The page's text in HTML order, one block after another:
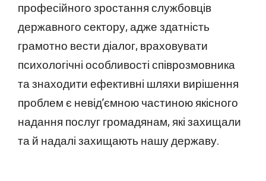
професійного зростання службовців
державного сектору, адже здатність
грамотно вести діалог, враховувати
психологічні особливості співрозмовника
та знаходити ефективні шляхи вирішення
проблем є невід’ємною частиною якісного
надання послуг громадянам, які захищали
та й надалі захищають нашу державу.